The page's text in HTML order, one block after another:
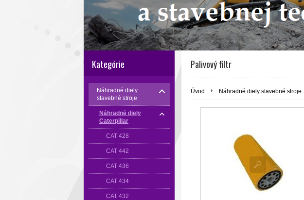
Kategórie
Náhradné diely
stavebné stroje
Náhradné diely
Caterpillar
CAT 428
CAT 442
CAT 436
CAT 434
CAT 432
Palivový filtr
Úvod Náhradné diely stavebné stroje